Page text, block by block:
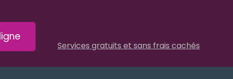
Services gratuits et sans frais cachés